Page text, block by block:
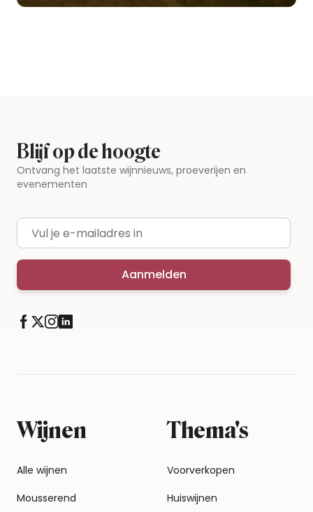
Blijf op de hoogte
Ontvang het laatste wijnnieuws, proeverijen en
evenementen
E-mailadres
Aanmelden
Wijnen
Alle wijnen
Mousserend
Thema's
Voorverkopen
Huiswijnen